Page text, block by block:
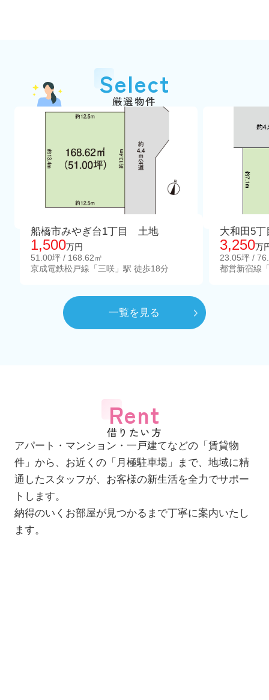
Select
厳選物件
船橋市みやぎ台1丁目 土地
1,500万円
51.00坪 / 168.62㎡
京成電鉄松戸線「三咲」駅 徒歩18分
大和田5
3,250万
23.05坪 /
都営新宿線
一覧を見る
Rent
借りたい方
アパート・マンション・一戸建てなどの「賃貸物
件」から、お近くの「月極駐車場」まで、地域に精
通したスタッフが、お客様の新生活を全力でサポー
トします。
納得のいくお部屋が見つかるまで丁寧に案内いたし
ます。